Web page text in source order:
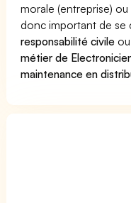
morale (entreprise) ou
donc important de se
responsabilité civile
métier de
maintenance en